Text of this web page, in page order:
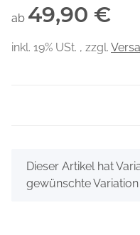
ab 49,90 €
inkl. 19% USt. , zzgl.
x
Dieser Artikel hat
gewünschte Variation